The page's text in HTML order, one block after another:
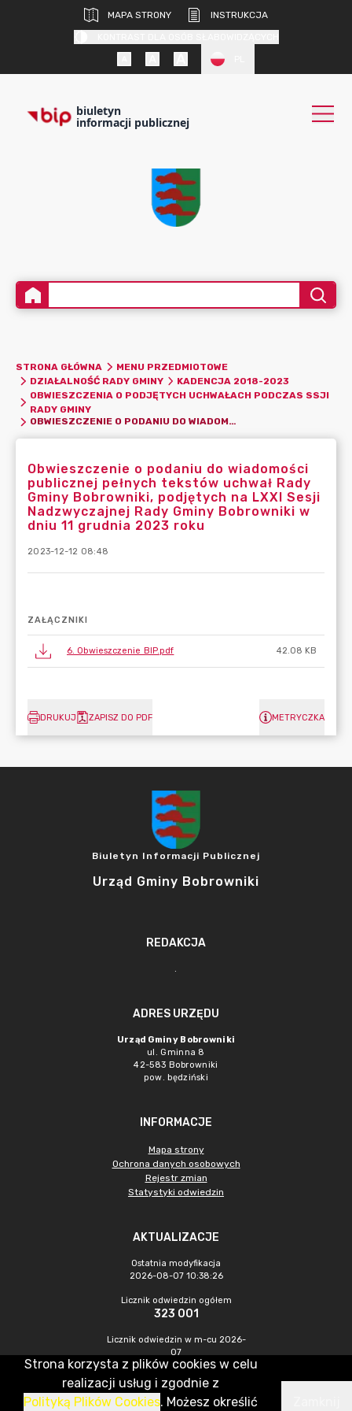
MAPA STRONY
INSTRUKCJA
biuletyn
informacji publicznej
STRONA GŁÓWNA
MENU PRZEDMIOTOWE
DZIAŁALNOŚĆ RADY GMINY
KADENCJA 2018-2023
OBWIESZCZENIA O PODJĘTYCH UCHWAŁACH PODCZAS SSJI
RADY GMINY
OBWIESZCZENIE O PODANIU DO WIADOMOŚCI PUBLICZNEJ PEŁNYCH TEKSTÓW UCHWAŁ RADY GMINY BOBROWNIKI, PODJĘTYCH NA LXXI SESJI NADZWYCZAJNEJ RADY GMINY BOBROWNIKI W DNIU 11 GRUDNIA 2023 ROKU
Obwieszczenie o podaniu do wiadomości
publicznej pełnych tekstów uchwał Rady
Gminy Bobrowniki, podjętych na LXXI Sesji
Nadzwyczajnej Rady Gminy Bobrowniki w
dniu 11 grudnia 2023 roku
2023-12-12 08:48
ZAŁĄCZNIKI
6. Obwieszczenie BIP.pdf 42.08 KB
DRUKUJ ZAPISZ DO PDF METRYCZKA
Biuletyn Informacji Publicznej
Urząd Gminy Bobrowniki
REDAKCJA
.
ADRES URZĘDU
Urząd Gminy Bobrowniki
ul. Gminna 8
42-583 Bobrowniki
pow. będziński
INFORMACJE
Mapa strony
Ochrona danych osobowych
Rejestr zmian
Statystyki odwiedzin
AKTUALIZACJE
Ostatnia modyfikacja
2026-08-07 10:38:26
Licznik odwiedzin ogółem
323 001
Licznik odwiedzin w m-cu 2026-
07
617
CMS & Hosting: Nefeni Sp. z o.o.
Strona korzysta z plików cookies w celu
realizacji usług i zgodnie z
Polityką Plików Cookies. Możesz określić